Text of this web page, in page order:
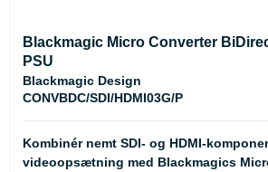
Blackmagic Micro Converter
PSU
Blackmagic Design
CONVBDC/SDI/HDMI03G/P
Kombinér nemt SDI- og HDMI-
videoopsætning med Blackmagics